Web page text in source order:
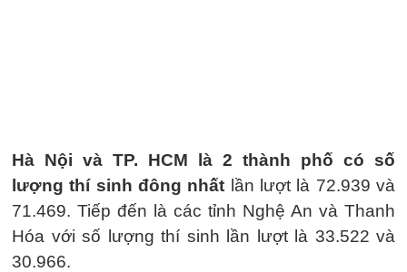
Hà Nội và TP. HCM là 2 thành phố có số
lượng thí sinh đông nhất lần lượt là 72.939 và
71.469. Tiếp đến là các tỉnh Nghệ An và Thanh
Hóa với số lượng thí sinh lần lượt là 33.522 và
30.966.